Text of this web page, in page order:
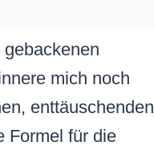
mich noch
enttäuschenden
Formel für die